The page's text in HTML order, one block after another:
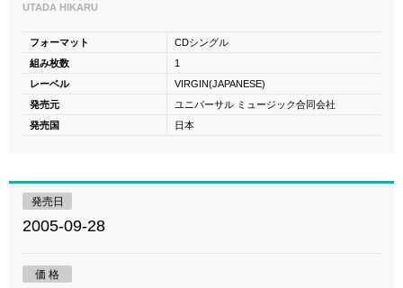
UTADA HIKARU
フォーマット
CDシングル
組み枚数
1
レーベル
VIRGIN(JAPANESE)
発売元
ユニバーサル ミュージック合同会社
発売国
日本
発売日
2005-09-28
価 格